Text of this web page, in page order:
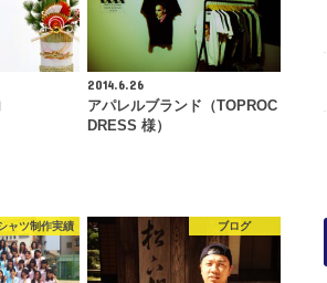
2014.6.26
アパレルブランド（TOPROC
DRESS 様）
ャツ制作実績 ブログ